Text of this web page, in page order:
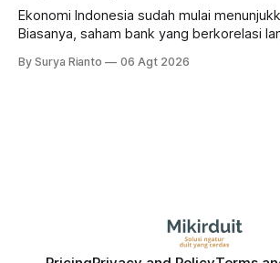
Ekonomi Indonesia sudah mulai
Biasanya, saham bank yang berkorelasi
bank ke depannya?
By Surya Rianto 06 Agt 2026